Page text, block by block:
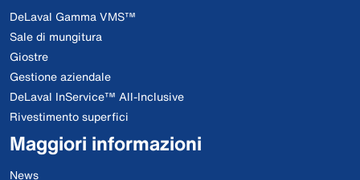
DeLaval Gamma VMS™
Sale di mungitura
Giostre
Gestione aziendale
DeLaval InService™ All-Inclusive
Rivestimento superfici
Maggiori informazioni
News